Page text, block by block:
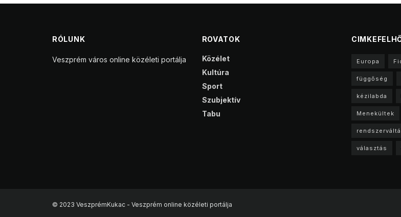
RÓLUNK
Veszprém város online közéleti portálja
ROVATOK
Közélet
Kultúra
Sport
Szubjektív
Tabu
Europa
függőség
kézilabda
Menekültek
választás
© 2023 VeszprémKukac - Veszprém online közéleti portálja